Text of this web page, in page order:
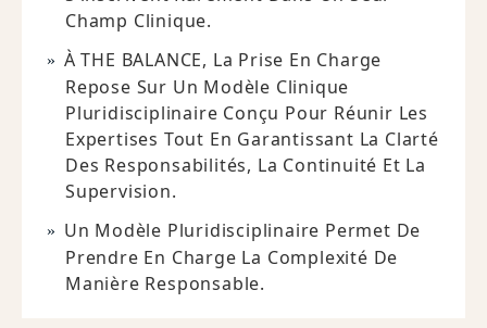
Champ Clinique.
À THE BALANCE, La Prise En Charge
Repose Sur Un Modèle Clinique
Pluridisciplinaire Conçu Pour Réunir Les
Expertises Tout En Garantissant La Clarté
Des Responsabilités, La Continuité Et La
Supervision.
Un Modèle Pluridisciplinaire Permet De
Prendre En Charge La Complexité De
Manière Responsable.